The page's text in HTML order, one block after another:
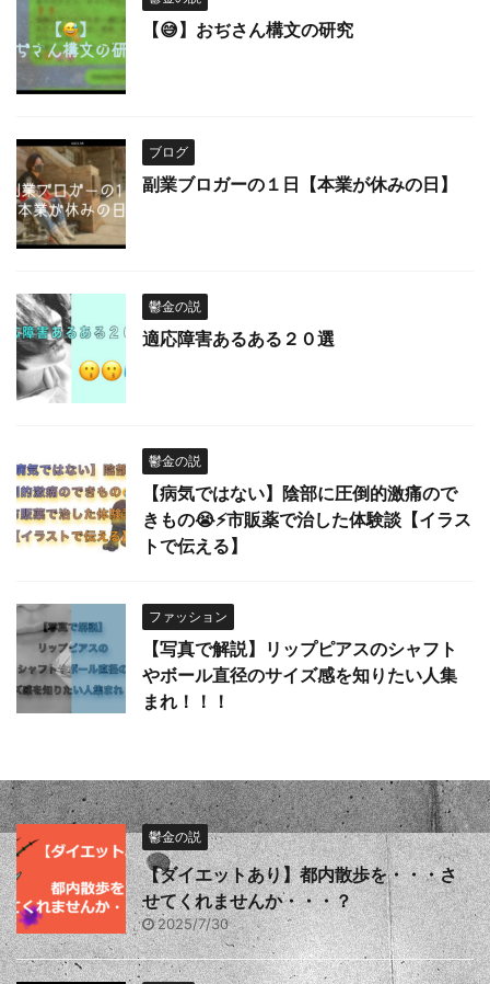
【😅】おぢさん構文の研究
ブログ
副業ブロガーの１日【本業が休みの日】
鬱金の説
適応障害あるある２０選
鬱金の説
【病気ではない】陰部に圧倒的激痛ので
きもの😭⚡️市販薬で治した体験談【イラス
トで伝える】
ファッション
【写真で解説】リップピアスのシャフト
やボール直径のサイズ感を知りたい人集
まれ！！！
鬱金の説
【ダイエットあり】都内散歩を・・・さ
せてくれませんか・・・？
2025/7/30